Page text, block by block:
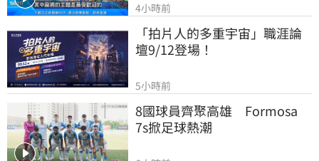
4小時前
「拍片人的多重宇宙」職涯論
壇9/12登場！
5小時前
8國球員齊聚高雄　Formosa
7s掀足球熱潮